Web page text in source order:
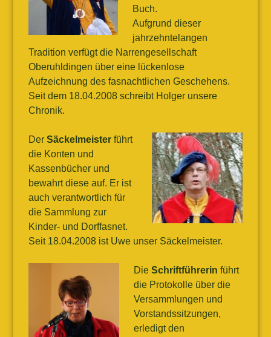
Buch.
Aufgrund dieser
jahrzehntelangen
Tradition verfügt die Narrengesellschaft
Oberuhldingen über eine lückenlose
Aufzeichnung des fasnachtlichen Geschehens.
Seit dem 18.04.2008 schreibt Holger unsere
Chronik.
Der Säckelmeisterführt
die Konten und
Kassenbücher und
bewahrt diese auf. Er ist
auch verantwortlich für
die Sammlung zur
Kinder- und Dorffasnet.
Seit 18.04.2008 ist Uwe unser Säckelmeister.
DieSchriftführerin führt
die Protokolle über die
Versammlungen und
Vorstandssitzungen,
erledigt den